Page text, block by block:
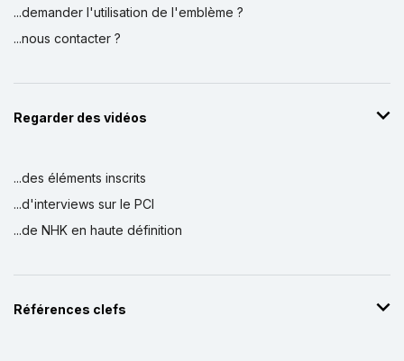
...demander l'utilisation de l'emblème ?
...nous contacter ?
Regarder des vidéos
...des éléments inscrits
...d'interviews sur le PCI
...de NHK en haute définition
Références clefs